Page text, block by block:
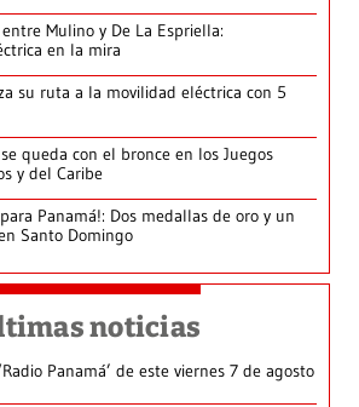
Mulino y De La Espriella:
en la mira
su ruta a la movilidad eléctrica con 5
queda con el bronce en los Juegos
y del Caribe
Panamá!: Dos medallas de oro y un
Santo Domingo
noticias
Panamá’ de este viernes 7 de agosto